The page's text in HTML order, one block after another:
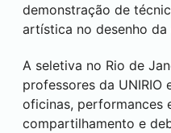
demonstração de
artística no desenho da
A seletiva no Rio de
professores da UNIRIO
oficinas, performances
compartilhamento e